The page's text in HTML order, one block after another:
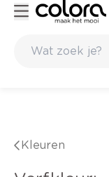
Kleuren